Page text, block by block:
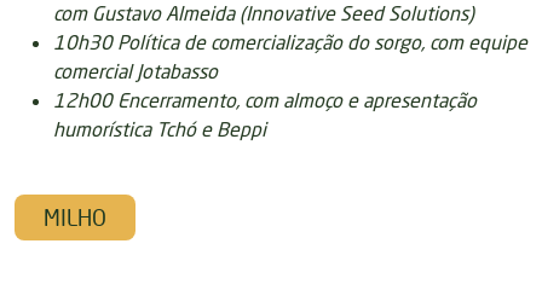
com Gustavo Almeida (Innovative Seed Solutions)
10h30 Política de comercialização do sorgo, com equipe
comercial Jotabasso
12h00 Encerramento, com almoço e apresentação
humorística Tchó e Beppi
MILHO